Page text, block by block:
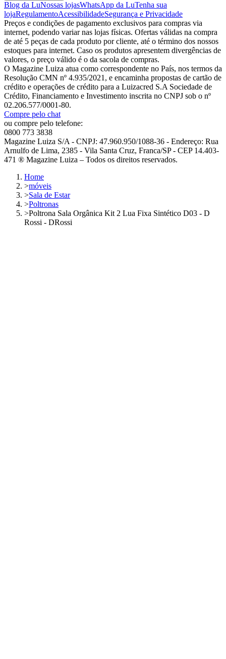
Blog da LuNossas lojasWhatsApp da LuTenha sua
lojaRegulamentoAcessibilidadeSegurança e Privacidade
Preços e condições de pagamento exclusivos para compras via
internet, podendo variar nas lojas físicas. Ofertas válidas na compra
de até 5 peças de cada produto por cliente, até o término dos nossos
estoques para internet. Caso os produtos apresentem divergências de
valores, o preço válido é o da sacola de compras.
O Magazine Luiza atua como correspondente no País, nos termos da
Resolução CMN nº 4.935/2021, e encaminha propostas de cartão de
crédito e operações de crédito para a Luizacred S.A Sociedade de
Crédito, Financiamento e Investimento inscrita no CNPJ sob o nº
02.206.577/0001-80.
Compre pelo chat
ou compre pelo telefone:
0800 773 3838
Magazine Luiza S/A - CNPJ: 47.960.950/1088-36 - Endereço: Rua
Arnulfo de Lima, 2385 - Vila Santa Cruz, Franca/SP - CEP 14.403-
471 ® Magazine Luiza – Todos os direitos reservados.
Home
>móveis
>Sala de Estar
>Poltronas
>Poltrona Sala Orgânica Kit 2 Lua Fixa Sintético D03 - D
Rossi - DRossi